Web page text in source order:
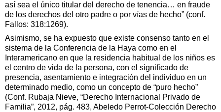
así sea el único titular del derecho de tenencia… en fraude
de los derechos del otro padre o por vías de hecho” (conf.
Fallos: 318:1269).
Asimismo, se ha expuesto que existe consenso tanto en el
sistema de la Conferencia de la Haya como en el
Interamericano en que la residencia habitual de los niños es
el centro de vida de la persona, con el significado de
presencia, asentamiento e integración del individuo en un
determinado medio, como un concepto de “puro hecho”
(Conf. Rubaja Nieve, “Derecho Internacional Privado de
Familia”, 2012, pág. 483, Abeledo Perrot-Colección Derecho